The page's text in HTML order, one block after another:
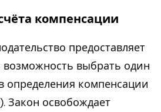
компенсации
предоставляет
возможность выбрать один
определения компенсации
Закон освобождает